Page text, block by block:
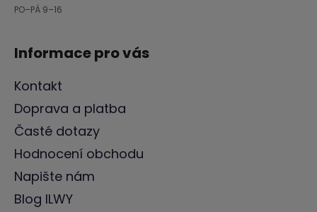
PO–PÁ 9–16
Informace pro vás
Kontakt
Doprava a platba
Časté dotazy
Hodnocení obchodu
Napište nám
Blog ILWY